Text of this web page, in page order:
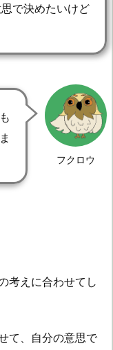
で決めたいけど
フクロウ
考えに合わせてし
て、自分の意思で